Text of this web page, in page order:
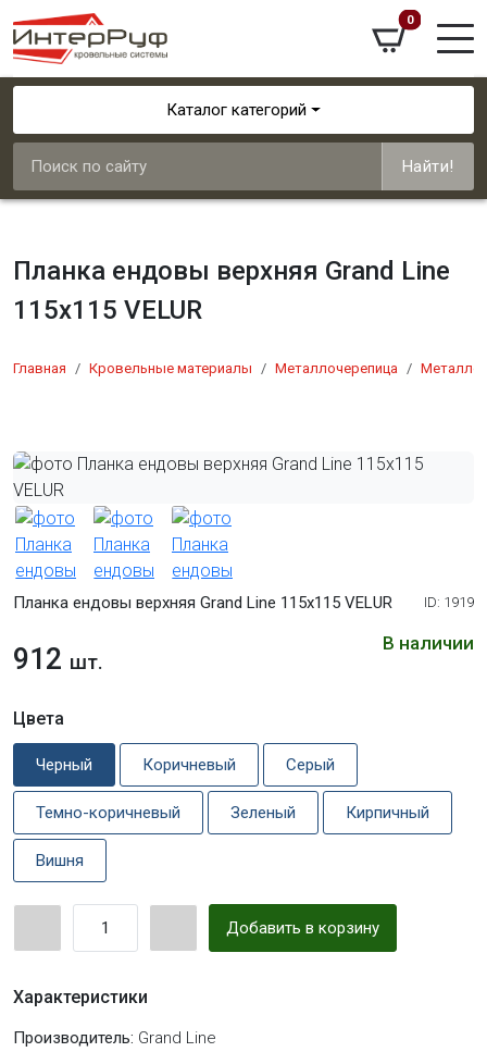
0
Каталог категорий
Найти!
Планка ендовы верхняя Grand Line
115х115 VELUR
Главная Кровельные материалы Металлочерепица
Планка ендовы верхняя Grand Line 115х115 VELUR ID: 1919
В наличии
912 шт.
Цвета
Черный Коричневый Серый
Темно-коричневый Зеленый Кирпичный
Вишня
Добавить в корзину
Характеристики
Производитель: Grand Line